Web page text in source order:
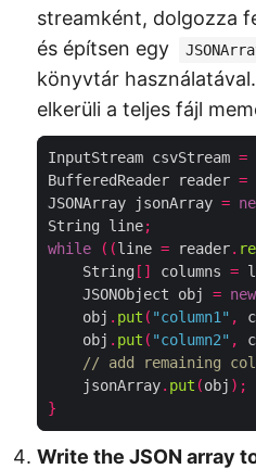
streamként, dolgozza
és építsen egy
könyvtár
elkerüli a teljes fájl
InputStream csvStream =
BufferedReader reader =
JSONArray jsonArray =
String line;
while
((line = reader.
    String
[] columns =
    JSONObject obj
= new
    obj
. put ( "column1" ,
    obj
. put ( "column2" ,
// add remaining
    jsonArray
. put (obj );
}
Write the JSON array